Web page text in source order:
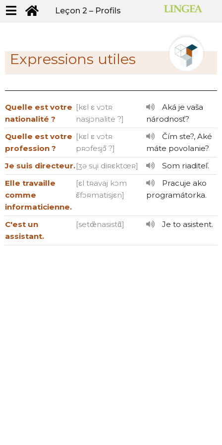
Leçon 2 – Profils
Expressions utiles
Quelle est votre
nationalité ?
[kεl ε vɔtʀ
nasjɔnalite ?]
Aká je vaša
národnosť?
Quelle est votre
profession ?
[kεl ε vɔtʀ
pʀɔfesjɔ̃ ?]
Čím ste?, Aké
máte povolanie?
Je suis directeur.[ʒə sɥi diʀεktœʀ]
Som riaditeľ.
Elle travaille
comme
informaticienne.
[εl tʀavaj kɔm
ε̃fɔʀmatisjεn]
Pracuje ako
programátorka.
C'est un
assistant.
[setœ̃nasistɑ̃] Je to asistent.